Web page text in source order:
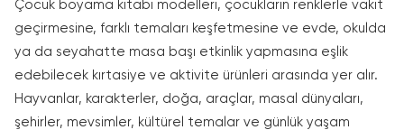
Çocuk boyama kitabı modelleri, çocukların renklerle vakit
geçirmesine, farklı temaları keşfetmesine ve evde, okulda
ya da seyahatte masa başı etkinlik yapmasına eşlik
edebilecek kırtasiye ve aktivite ürünleri arasında yer alır.
Hayvanlar, karakterler, doğa, araçlar, masal dünyaları,
şehirler, mevsimler, kültürel temalar ve günlük yaşam